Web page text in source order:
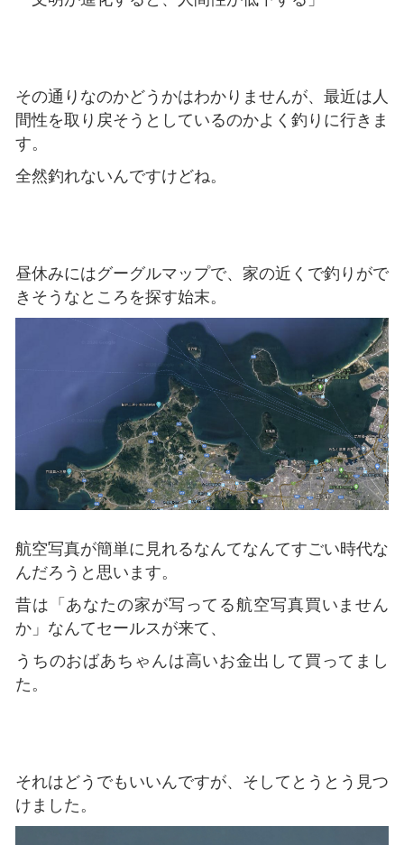
その通りなのかどうかはわかりませんが、最近は人
間性を取り戻そうとしているのかよく釣りに行きま
す。
全然釣れないんですけどね。
昼休みにはグーグルマップで、家の近くで釣りがで
きそうなところを探す始末。
航空写真が簡単に見れるなんてなんてすごい時代な
んだろうと思います。
昔は「あなたの家が写ってる航空写真買いません
か」なんてセールスが来て、
うちのおばあちゃんは高いお金出して買ってまし
た。
それはどうでもいいんですが、そしてとうとう見つ
けました。